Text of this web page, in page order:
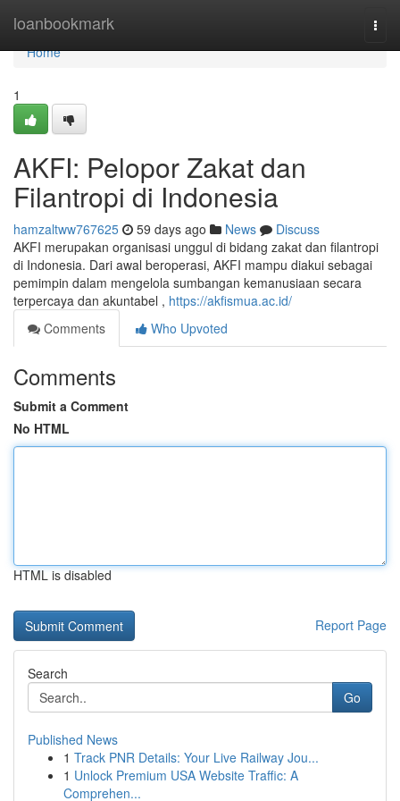
loanbookmark
Home
Home
1
AKFI: Pelopor Zakat dan
Filantropi di Indonesia
hamzaltww767625 59 days ago News
Discuss
AKFI merupakan organisasi unggul di bidang zakat dan filantropi
di Indonesia. Dari awal beroperasi, AKFI mampu diakui sebagai
pemimpin dalam mengelola sumbangan kemanusiaan secara
terpercaya dan akuntabel , https://akfismua.ac.id/
Comments
Who Upvoted
Comments
Submit a Comment
No HTML
HTML is disabled
Report Page
Search
Go
Published News
1 Track PNR Details: Your Live Railway Jou...
1 Unlock Premium USA Website Traffic: A
Comprehen...